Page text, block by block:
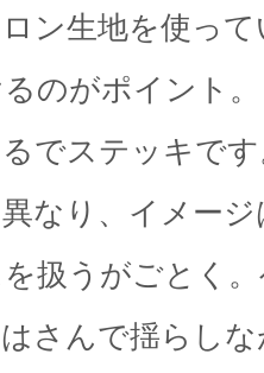
ン生地を使っ
のがポイント
でステッキで
なり、イメー
扱うがごとく
さんで揺らし